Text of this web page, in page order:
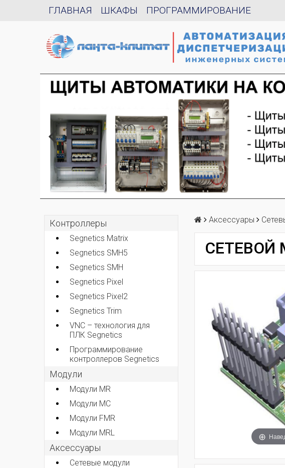
ГЛАВНАЯ ШКАФЫ ПРОГРАММИРОВАНИЕ
Контроллеры
Segnetics Matrix
Segnetics SMH5
Segnetics SMH
Segnetics Pixel
Segnetics Pixel2
Segnetics Trim
VNC – технология для
ПЛК Segnetics
Программирование
контроллеров Segnetics
Модули
Модули MR
Модули MC
Модули FMR
Модули MRL
Аксеcсуары
Сетевые модули
Аксеcсуары
СЕТЕВОЙ